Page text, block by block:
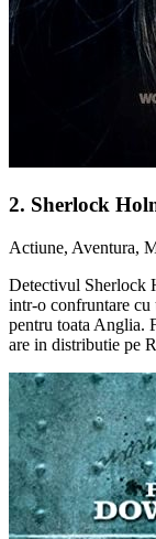
2. Sherlock
Actiune, Aventura,
Detectivul Sherlock
intr-o confruntare cu
pentru toata Anglia.
are in distributie pe